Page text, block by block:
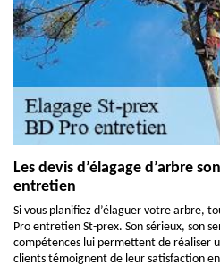
Les devis d’élagage d’arbre
entretien
Si vous planifiez d’élaguer votre arbre,
Pro entretien St-prex. Son sérieux, son
compétences lui permettent de réaliser
clients témoignent de leur satisfaction